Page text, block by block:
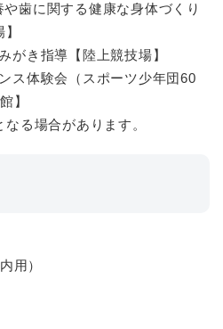
歯に関する健康な身体づくり
き指導【陸上競技場】
ス体験会（スポーツ少年団60
】
る場合があります。
用）